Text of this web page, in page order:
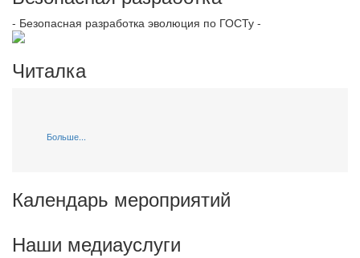
- Безопасная разработка эволюция по ГОСТу -
Читалка
Больше...
Календарь мероприятий
Наши медиауслуги